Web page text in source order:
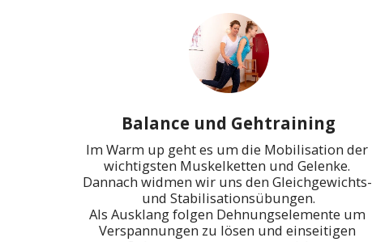
Balance und Gehtraining
Im Warm up geht es um die Mobilisation der
wichtigsten Muskelketten und Gelenke.
Dannach widmen wir uns den Gleichgewichts-
und Stabilisationsübungen.
Als Ausklang folgen Dehnungselemente um
Verspannungen zu lösen und einseitigen